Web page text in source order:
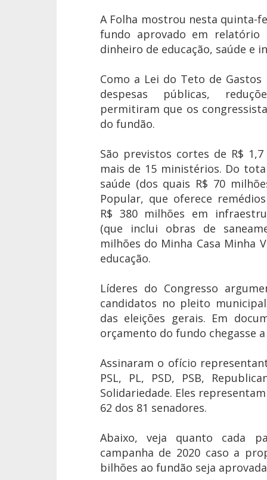
A Folha mostrou nesta quinta-
fundo aprovado em
dinheiro de educação, saúde e
Como a Lei do Teto de
despesas públicas,
permitiram que os
do fundão.
São previstos cortes de R$
mais de 15 ministérios. Do
saúde (dos quais R$ 70
Popular, que oferece
R$ 380 milhões em
(que inclui obras de
milhões do Minha Casa Minha
educação.
Líderes do Congresso
candidatos no pleito
das eleições gerais. Em
orçamento do fundo chegasse a
Assinaram o ofício
PSL, PL, PSD, PSB,
Solidariedade. Eles
62 dos 81 senadores.
Abaixo, veja quanto cada
campanha de 2020 caso a
bilhões ao fundão seja